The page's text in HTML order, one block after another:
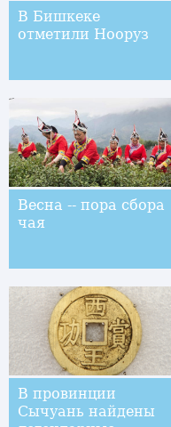
В Бишкеке
отметили Нооруз
Весна -- пора сбора
чая
В провинции
Сычуань найдены